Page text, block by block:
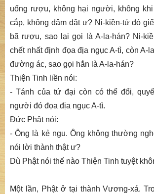
uống rượu, không hại người, không
cắp, không dâm dật ư? Ni-kiền-tử đó
bã rượu, sao lại gọi là A-la-hán? Ni-
chết nhất định đọa địa ngục A-tì, còn A-
đường ác, sao gọi hắn là A-la-hán?
Thiện Tinh liền nói:
- Tánh của tứ đại còn có thể đổi,
người đó đọa địa ngục A-tì.
Đức Phật nói:
- Ông là kẻ ngu. Ông không thường
nói lời thành thật ư?
Dù Phật nói thế nào Thiện Tinh tuyệt
Một lần, Phật ở tại thành Vương-xá.